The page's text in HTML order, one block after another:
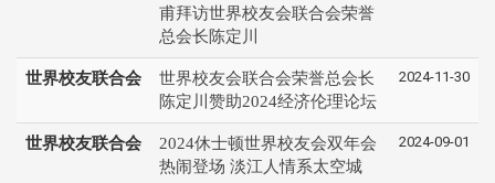
甫拜访世界校友会联合会荣誉
总会长陈定川
世界校友联合会
世界校友会联合会荣誉总会长
陈定川赞助2024经济伦理论坛
2024-11-30
世界校友联合会
2024休士顿世界校友会双年会
热闹登场 淡江人情系太空城
2024-09-01